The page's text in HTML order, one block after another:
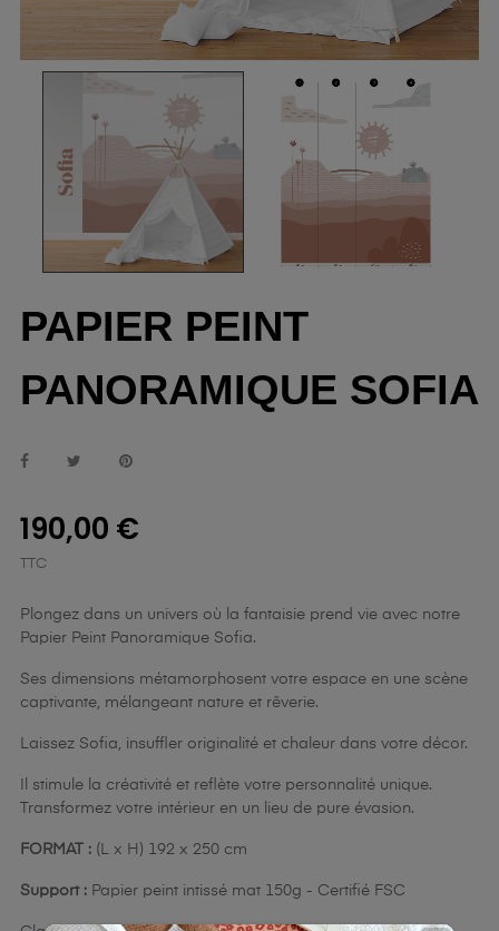
PAPIER PEINT
PANORAMIQUE SOFIA
190,00 €
TTC
Plongez dans un univers où la fantaisie prend vie avec notre
Papier Peint Panoramique Sofia.
Ses dimensions métamorphosent votre espace en une scène
captivante, mélangeant nature et rêverie.
Laissez Sofia, insuffler originalité et chaleur dans votre décor.
Il stimule la créativité et reflète votre personnalité unique.
Transformez votre intérieur en un lieu de pure évasion.
FORMAT : (L x H) 192 x 250 cm
Support : Papier peint intissé mat 150g - Certifié FSC